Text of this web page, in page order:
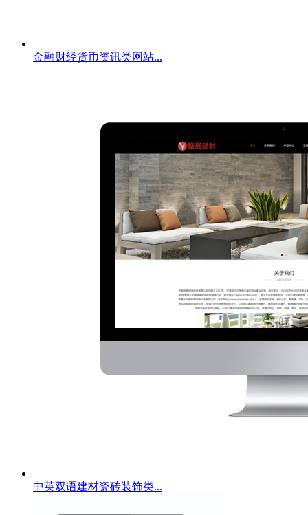
金融财经货币资讯类网站...
中英双语建材瓷砖装饰类...